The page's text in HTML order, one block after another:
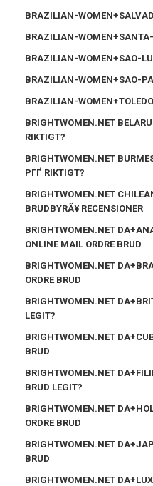
BRAZILIAN-
BRAZILIAN-
BRAZILIAN-WOMEN+SAO-
BRAZILIAN-WOMEN+SAO-
BRAZILIAN-
BRIGHTWOMEN.NET
RIKTIGT?
BRIGHTWOMEN.NET
PГҐ RIKTIGT?
BRIGHTWOMEN.NET
BRUDBYRÃ¥ RECENSIONER
BRIGHTWOMEN.NET
ONLINE MAIL ORDRE BRUD
BRIGHTWOMEN.NET
ORDRE BRUD
BRIGHTWOMEN.NET
LEGIT?
BRIGHTWOMEN.NET
BRUD
BRIGHTWOMEN.NET
BRUD LEGIT?
BRIGHTWOMEN.NET
ORDRE BRUD
BRIGHTWOMEN.NET
BRUD
BRIGHTWOMEN.NET